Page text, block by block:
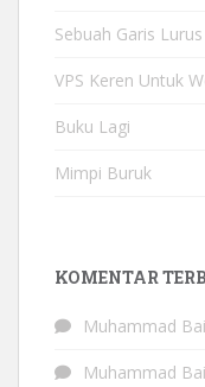
Sebuah Garis Lurus
VPS Keren Untuk
Buku Lagi
Mimpi Buruk
KOMENTAR
Muhammad
Muhammad